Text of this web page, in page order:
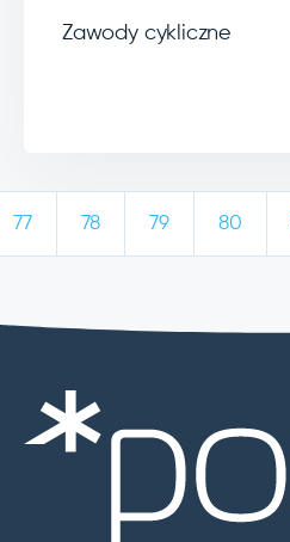
Zawody cykliczne
77 78 79 80